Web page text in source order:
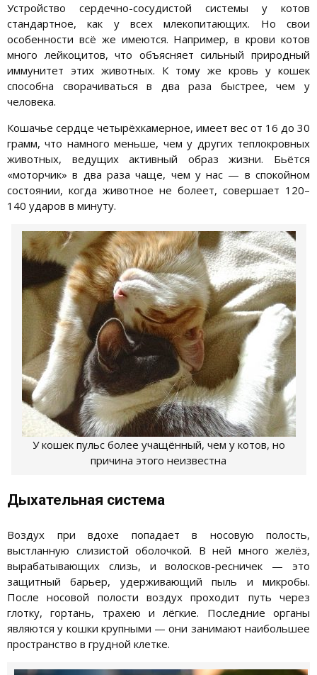
Устройство сердечно-сосудистой системы у котов
стандартное, как у всех млекопитающих. Но свои
особенности всё же имеются. Например, в крови котов
много лейкоцитов, что объясняет сильный природный
иммунитет этих животных. К тому же кровь у кошек
способна сворачиваться в два раза быстрее, чем у
человека.
Кошачье сердце четырёхкамерное, имеет вес от 16 до 30
грамм, что намного меньше, чем у других теплокровных
животных, ведущих активный образ жизни. Бьётся
«моторчик» в два раза чаще, чем у нас — в спокойном
состоянии, когда животное не болеет, совершает 120–
140 ударов в минуту.
У кошек пульс более учащённый, чем у котов, но
причина этого неизвестна
Дыхательная система
Воздух при вдохе попадает в носовую полость,
выстланную слизистой оболочкой. В ней много желёз,
вырабатывающих слизь, и волосков-ресничек — это
защитный барьер, удерживающий пыль и микробы.
После носовой полости воздух проходит путь через
глотку, гортань, трахею и лёгкие. Последние органы
являются у кошки крупными — они занимают наибольшее
пространство в грудной клетке.